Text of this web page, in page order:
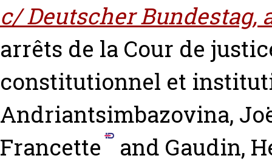
c/ Deutscher Bundestag,
arrêts de la Cour de
constitutionnel et
Andriantsimbazovina,
Francette
and Gaudin,